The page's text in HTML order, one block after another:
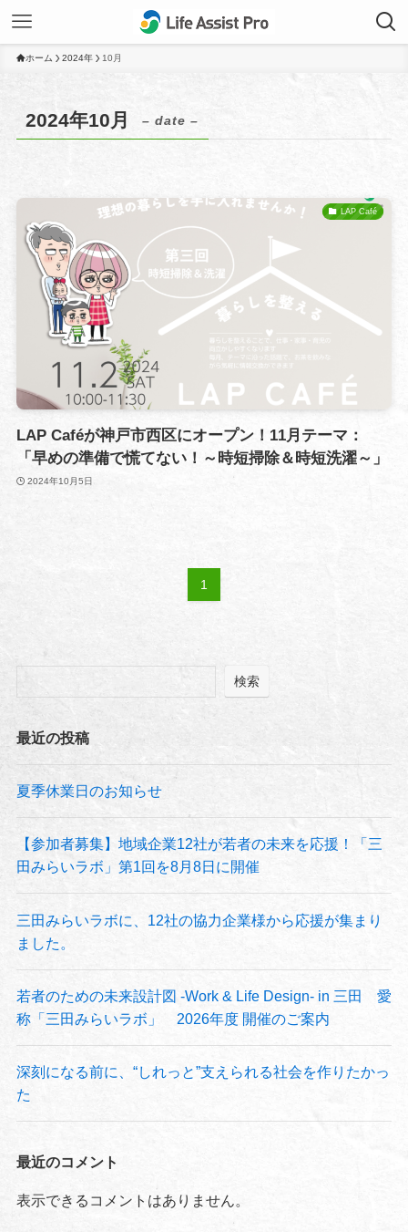
ホーム 2024年 10月
2024年10月 – date –
LAP Café
LAP Caféが神戸市西区にオープン！11月テーマ：
「早めの準備で慌てない！～時短掃除＆時短洗濯～」
2024年10月5日
1
検索
最近の投稿
夏季休業日のお知らせ
【参加者募集】地域企業12社が若者の未来を応援！「三
田みらいラボ」第1回を8月8日に開催
三田みらいラボに、12社の協力企業様から応援が集まり
ました。
若者のための未来設計図 -Work & Life Design- in 三田 愛
称「三田みらいラボ」 2026年度 開催のご案内
深刻になる前に、“しれっと”支えられる社会を作りたかっ
た
最近のコメント
表示できるコメントはありません。